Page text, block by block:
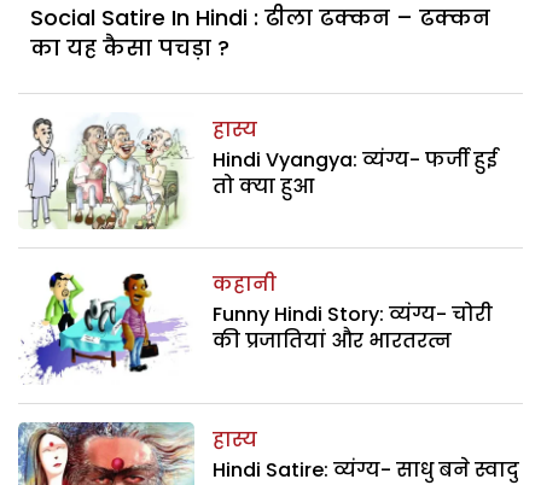
Social Satire In Hindi : ढीला ढक्कन – ढक्कन
का यह कैसा पचड़ा ?
हास्य
Hindi Vyangya: व्यंग्य- फर्जी हुई
तो क्या हुआ
कहानी
Funny Hindi Story: व्यंग्य- चोरी
की प्रजातियां और भारतरत्न
हास्य
Hindi Satire: व्यंग्य- साधु बने स्वादु